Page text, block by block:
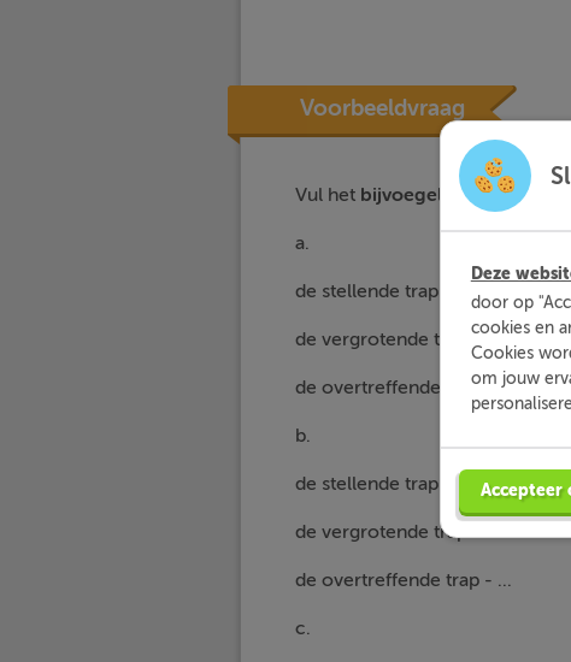
Voorbeeldvraag
Vul het bijvoegelijk naamwoord
a.
de stellende trap - punctueel
de vergrotende trap - ...
de overtreffende trap - ...
b.
de stellende trap - lyrisch
de vergrotende trap - ...
de overtreffende trap - ...
c.
Deze
door op
cookies en
Cookies
om jouw
Accepteer